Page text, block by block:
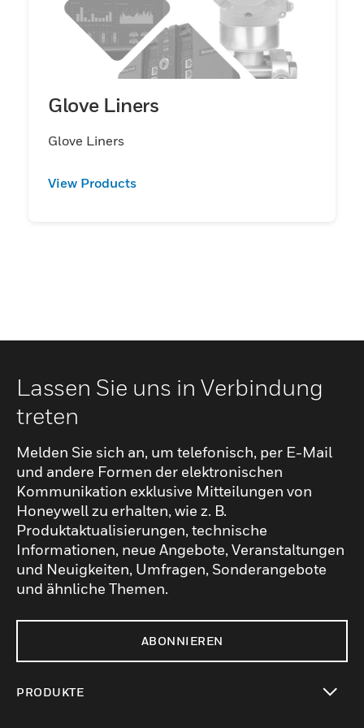
Glove Liners
Glove Liners
View Products
Lassen Sie uns in Verbindung
treten
Melden Sie sich an, um telefonisch, per E-Mail
und andere Formen der elektronischen
Kommunikation exklusive Mitteilungen von
Honeywell zu erhalten, wie z. B.
Produktaktualisierungen, technische
Informationen, neue Angebote, Veranstaltungen
und Neuigkeiten, Umfragen, Sonderangebote
und ähnliche Themen.
ABONNIEREN
PRODUKTE